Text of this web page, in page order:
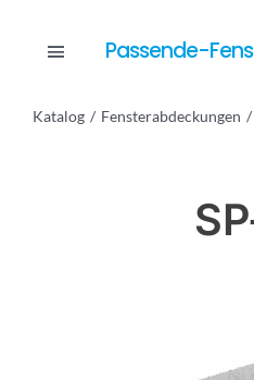
Toggle Passende-
Katalog Fensterabdeckungen